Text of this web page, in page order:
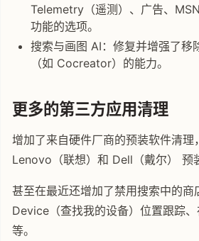
Telemetry（遥测）、广告、
功能的选项。
搜索与画图 AI：修复并增强了移
（如 Cocreator）的能力。
更多的第三方应用清理
增加了来自硬件厂商的预装软件清理
Lenovo（联想）和 Dell（戴尔） 预
甚至在最近还增加了禁用搜索中的
Device（查找我的设备）位置跟踪
等。